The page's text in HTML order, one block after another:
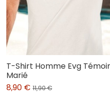
T-Shirt Homme Evg
Marié
8,90 € 11,90 €